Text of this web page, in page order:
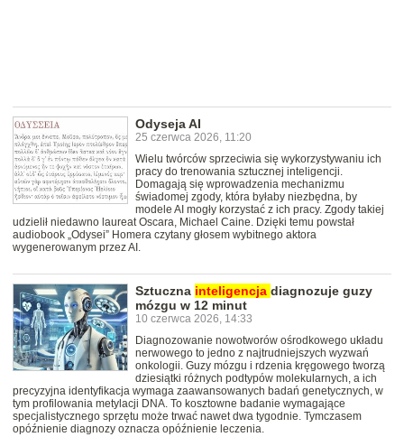
Odyseja AI
25 czerwca 2026, 11:20
Wielu twórców sprzeciwia się wykorzystywaniu ich
pracy do trenowania sztucznej inteligencji.
Domagają się wprowadzenia mechanizmu
świadomej zgody, która byłaby niezbędna, by
modele AI mogły korzystać z ich pracy. Zgody takiej
udzielił niedawno laureat Oscara, Michael Caine. Dzięki temu powstał
audiobook „Odysei” Homera czytany głosem wybitnego aktora
wygenerowanym przez AI.
Sztuczna inteligencja diagnozuje guzy
mózgu w 12 minut
10 czerwca 2026, 14:33
Diagnozowanie nowotworów ośrodkowego układu
nerwowego to jedno z najtrudniejszych wyzwań
onkologii. Guzy mózgu i rdzenia kręgowego tworzą
dziesiątki różnych podtypów molekularnych, a ich
precyzyjna identyfikacja wymaga zaawansowanych badań genetycznych, w
tym profilowania metylacji DNA. To kosztowne badanie wymagające
specjalistycznego sprzętu może trwać nawet dwa tygodnie. Tymczasem
opóźnienie diagnozy oznacza opóźnienie leczenia.